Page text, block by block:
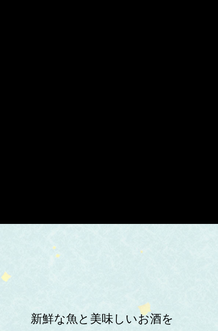
新鮮な魚と美味しいお酒を